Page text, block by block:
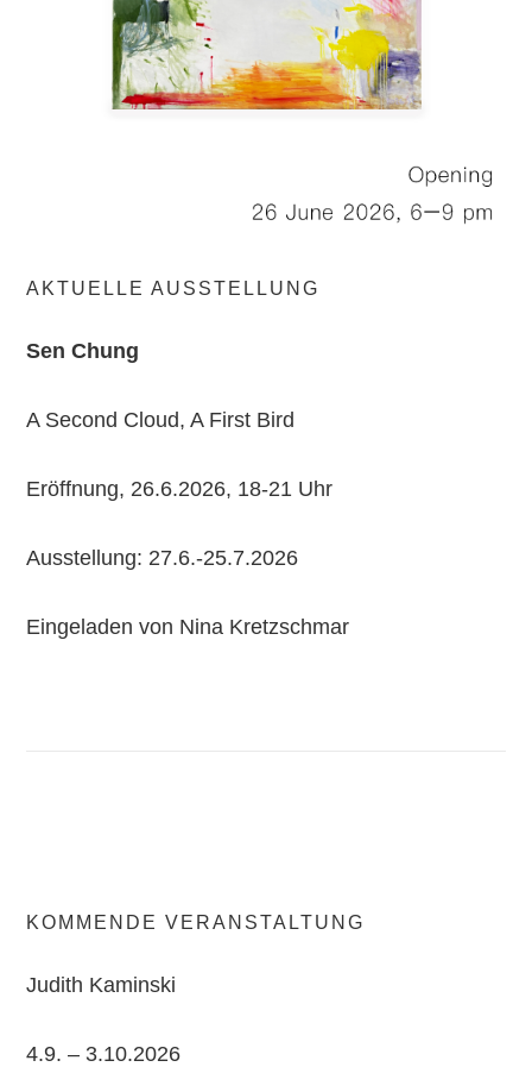
AKTUELLE AUSSTELLUNG
Sen Chung
A Second Cloud, A First Bird
Eröffnung, 26.6.2026, 18-21 Uhr
Ausstellung: 27.6.-25.7.2026
Eingeladen von Nina Kretzschmar
KOMMENDE VERANSTALTUNG
Judith Kaminski
4.9. – 3.10.2026